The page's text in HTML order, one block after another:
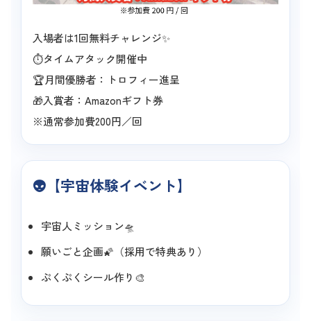
入場者は1回無料チャレンジ✨
⏱タイムアタック開催中
🏆月間優勝者：トロフィー進呈
🎁入賞者：Amazonギフト券
※通常参加費200円／回
👽【宇宙体験イベント】
宇宙人ミッション🛸
願いごと企画🌠（採用で特典あり）
ぷくぷくシール作り🎨